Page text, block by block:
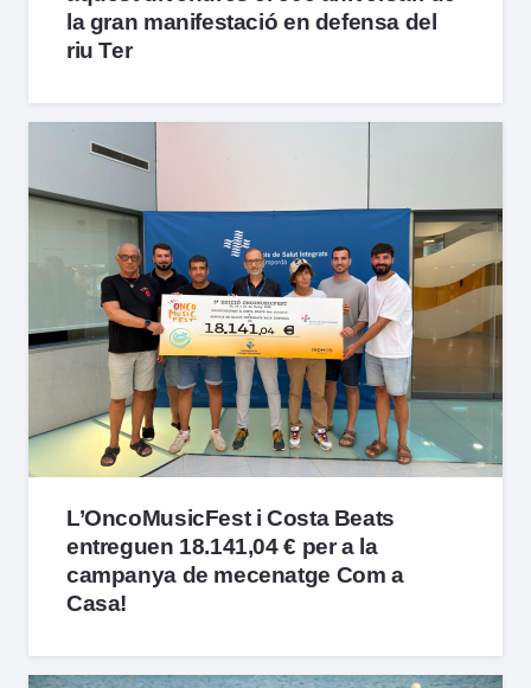
la gran manifestació en defensa del
riu Ter
L’OncoMusicFest i Costa Beats
entreguen 18.141,04 € per a la
campanya de mecenatge Com a
Casa!